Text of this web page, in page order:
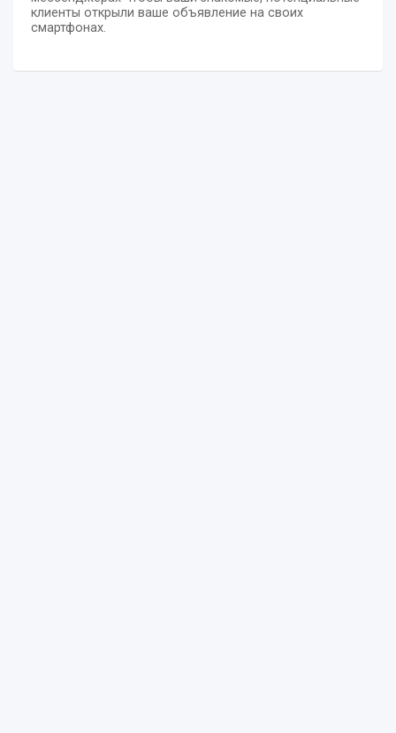
клиенты открыли ваше объявление на своих
смартфонах.